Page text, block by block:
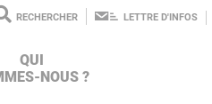
QUI
NOUS ?
RECHERCHER LETTRE D'INFOS